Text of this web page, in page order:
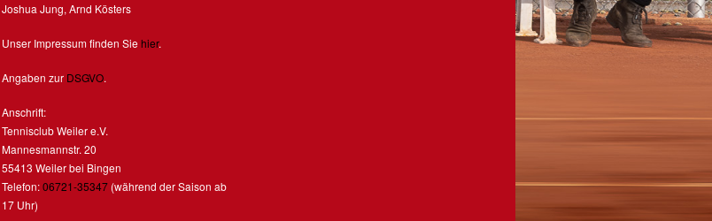
Joshua Jung, Arnd Kösters
Unser Impressum finden Siehier.
Angaben zur DSGVO.
Anschrift:
Tennisclub Weiler e.V.
Mannesmannstr. 20
55413 Weiler bei Bingen
Telefon:06721-35347 (während der Saison ab
17 Uhr)